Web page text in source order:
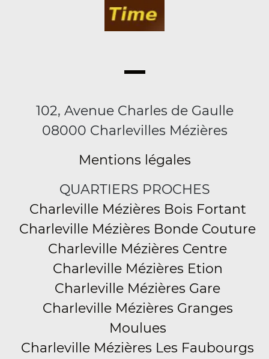
102, Avenue Charles de Gaulle
08000 Charlevilles Mézières
Mentions légales
QUARTIERS PROCHES
Charleville Mézières Bois Fortant
Charleville Mézières Bonde Couture
Charleville Mézières Centre
Charleville Mézières Etion
Charleville Mézières Gare
Charleville Mézières Granges
Moulues
Charleville Mézières Les Faubourgs